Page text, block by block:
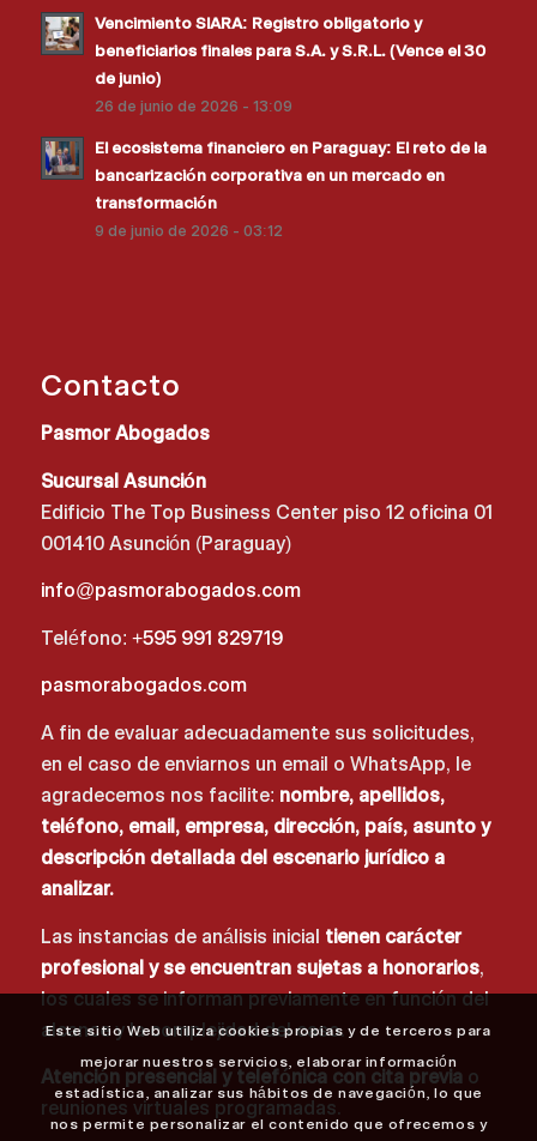
Vencimiento SIARA: Registro obligatorio y
beneficiarios finales para S.A. y S.R.L. (Vence el 30
de junio)
26 de junio de 2026 - 13:09
El ecosistema financiero en Paraguay: El reto de la
bancarización corporativa en un mercado en
transformación
9 de junio de 2026 - 03:12
Contacto
Pasmor Abogados
Sucursal Asunción
Edificio The Top Business Center piso 12 oficina 01
001410 Asunción (Paraguay)
info@pasmorabogados.com
Teléfono: +595 991 829719
pasmorabogados.com
A fin de evaluar adecuadamente sus solicitudes,
en el caso de enviarnos un email o WhatsApp, le
agradecemos nos facilite: nombre, apellidos,
teléfono, email, empresa, dirección, país, asunto y
descripción detallada del escenario jurídico a
analizar.
Las instancias de análisis inicial tienen carácter
profesional y se encuentran sujetas a honorarios,
los cuales se informan previamente en función del
alcance y la complejidad del caso.
Atención presencial y telefónica con cita previa o
reuniones virtuales programadas.
Este sitio Web utiliza cookies propias y de terceros para
mejorar nuestros servicios, elaborar información
estadística, analizar sus hábitos de navegación, lo que
nos permite personalizar el contenido que ofrecemos y